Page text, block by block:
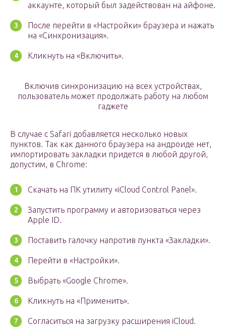
аккаунте, который был задействован на айфоне.
После перейти в «Настройки» браузера и нажать
на «Синхронизация».
Кликнуть на «Включить».
Включив синхронизацию на всех устройствах,
пользователь может продолжать работу на любом
гаджете
В случае с Safari добавляется несколько новых
пунктов. Так как данного браузера на андроиде нет,
импортировать закладки придется в любой другой,
допустим, в Chrome:
Скачать на ПК утилиту «iCloud Control Panel».
Запустить программу и авторизоваться через
Apple ID.
Поставить галочку напротив пункта «Закладки».
Перейти в «Настройки».
Выбрать «Google Chrome».
Кликнуть на «Применить».
Согласиться на загрузку расширения iCloud.